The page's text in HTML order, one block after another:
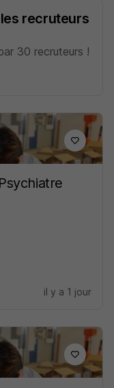
recruteurs
30 recruteurs !
il y a 1 jour